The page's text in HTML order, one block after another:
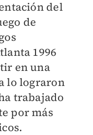
del
de
1996
en una
lo lograron
trabajado
por más